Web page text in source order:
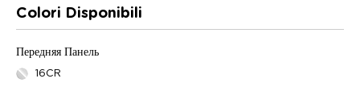
Colori Disponibili
Передняя Панель
16CR